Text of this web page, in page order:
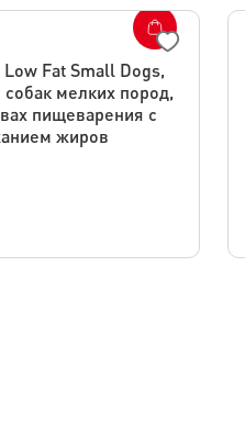
Fat Small Dogs,
мелких пород,
пищеварения с
жиров